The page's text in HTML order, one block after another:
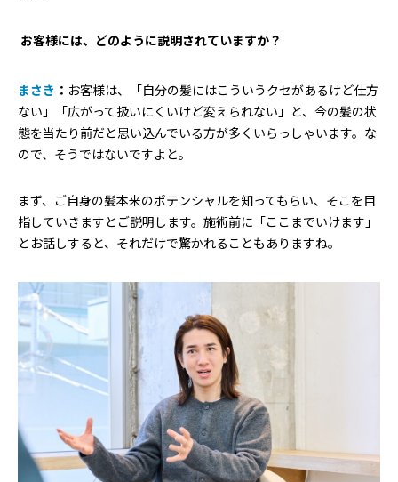
―― お客様には、どのように説明されていますか？
まさき ： お客様は、「自分の髪にはこういうクセがあるけど仕方
ない」「広がって扱いにくいけど変えられない」と、今の髪の状
態を当たり前だと思い込んでいる方が多くいらっしゃいます。な
ので、そうではないですよと。
まず、ご自身の髪本来のポテンシャルを知ってもらい、そこを目
指していきますとご説明します。施術前に「ここまでいけます」
とお話しすると、それだけで驚かれることもありますね。